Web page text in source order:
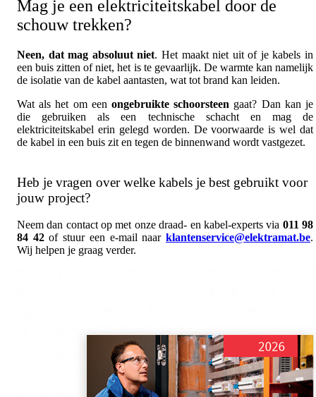
Mag je een elektriciteitskabel door de
schouw trekken?
Neen, dat mag absoluut niet. Het maakt niet uit of je kabels in
een buis zitten of niet, het is te gevaarlijk. De warmte kan namelijk
de isolatie van de kabel aantasten, wat tot brand kan leiden.
Wat als het om een ongebruikte schoorsteen gaat? Dan kan je
die gebruiken als een technische schacht en mag de
elektriciteitskabel erin gelegd worden. De voorwaarde is wel dat
de kabel in een buis zit en tegen de binnenwand wordt vastgezet.
Heb je vragen over welke kabels je best gebruikt voor
jouw project?
Neem dan contact op met onze draad- en kabel-experts via 011 98
84 42of stuur een e-mail naarklantenservice@elektramat.be.
Wij helpen je graag verder.